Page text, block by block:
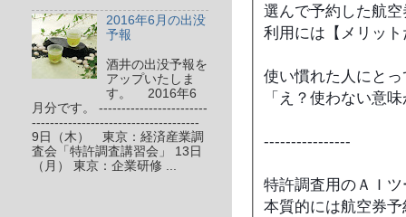
選んで予約した航
利用には【メリッ
使い慣れた人にと
「え？使わない意
----------------
特許調査用のＡＩ
本質的には航空券
2016年6月の出没
予報
酒井の出没予報を
アップいたしま
す。 2016年6
月分です。 ------------------------
-------------------------------------
9日（木） 東京：経済産業調
査会「特許調査講習会」 13日
（月） 東京：企業研修 ...